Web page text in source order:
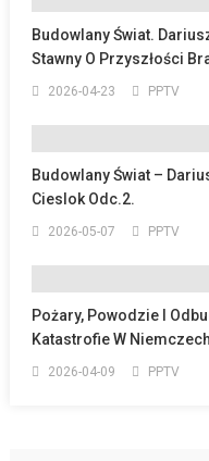
Budowlany Świat.
Stawny O Przyszłości
2026-04-23 PPTV
Budowlany Świat –
Cieslok Odc.2.
2026-05-07 PPTV
Pożary, Powodzie I
Katastrofie W
2026-04-09 PPTV